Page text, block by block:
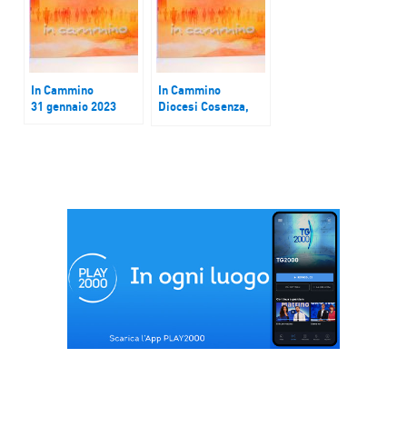
In Cammino
31 gennaio 2023
In Cammino
Diocesi Cosenza,